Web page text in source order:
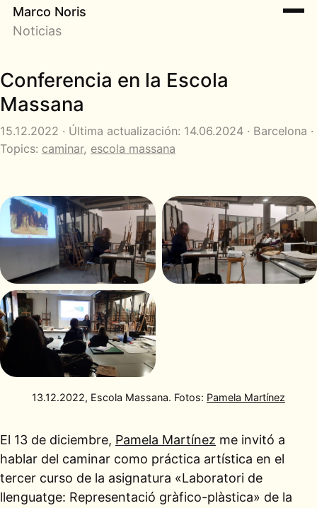
Marco Noris
Noticias
Conferencia en la Escola
Massana
15.12.2022 · Última actualización: 14.06.2024 · Barcelona ·
Topics: caminar, escola massana
13.12.2022, Escola Massana. Fotos: Pamela Martínez
El 13 de diciembre, Pamela Martínez me invitó a
hablar del caminar como práctica artística en el
tercer curso de la asignatura «Laboratori de
llenguatge: Representació gràfico-plàstica» de la